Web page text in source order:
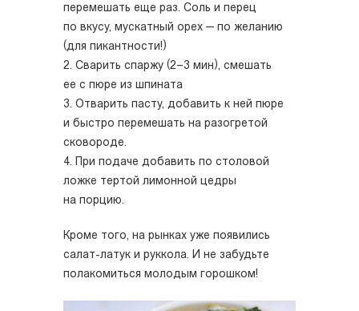
перемешать еще раз. Соль и перец
по вкусу, мускатный орех — по желанию
(для пикантности!)
2. Сварить спаржу (2–3 мин), смешать
ее с пюре из шпината
3. Отварить пасту, добавить к ней пюре
и быстро перемешать на разогретой
сковороде.
4. При подаче добавить по столовой
ложке тертой лимонной цедры
на порцию.
Кроме того, на рынках уже появились
салат-латук и руккола. И не забудьте
полакомиться молодым горошком!